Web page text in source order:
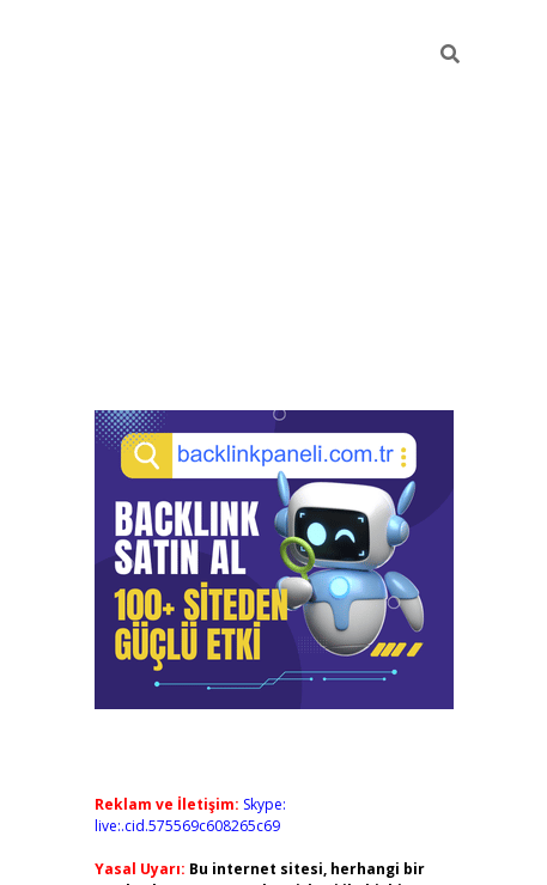
Sidebar
Reklam ve İletişim: Skype:
live:.cid.575569c608265c69
Yasal Uyarı: Bu internet sitesi, herhangi bir